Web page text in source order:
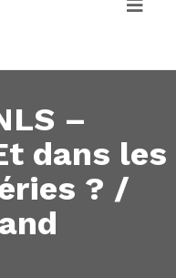
–
dans les
? /